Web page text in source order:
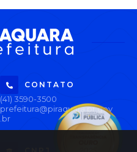
CONTATO
(41) 3590-3500
prefeitura@piraquara.pr.gov
.br